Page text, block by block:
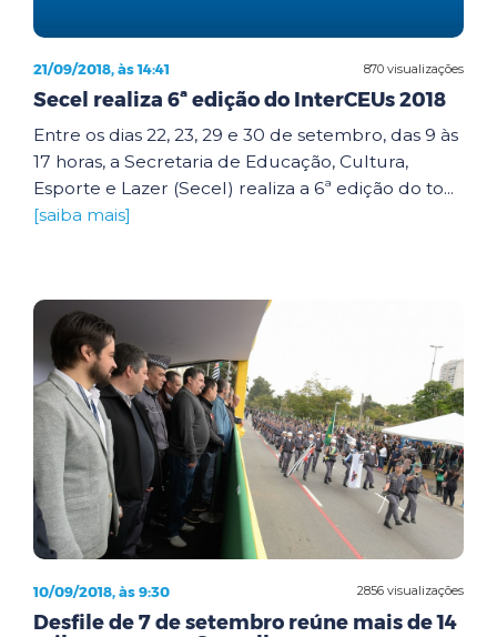
870 visualizações
21/09/2018, às 14:41
Secel realiza 6ª edição do InterCEUs 2018
Entre os dias 22, 23, 29 e 30 de setembro, das 9 às
17 horas, a Secretaria de Educação, Cultura,
Esporte e Lazer (Secel) realiza a 6ª edição do to...
[saiba mais]
2856 visualizações
10/09/2018, às 9:30
Desfile de 7 de setembro reúne mais de 14